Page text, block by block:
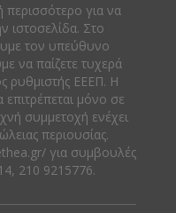
περισσότερο για να
ιστοσελίδα. Στο
τον υπεύθυνο
να παίζετε τυχερά
ρυθμιστής ΕΕΕΠ. Η
μόνο σε
συμμετοχή ενέχει
περιουσίας.
για συμβουλές
210 9215776.